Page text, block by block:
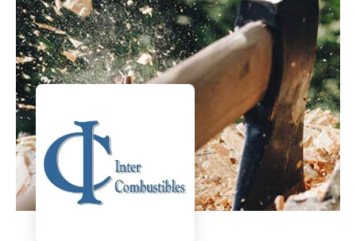
FAQ
CALCULER SA CONSOMMATION
TROUVER SON FOURNISSEUR
BLOG
ESPACE PRO